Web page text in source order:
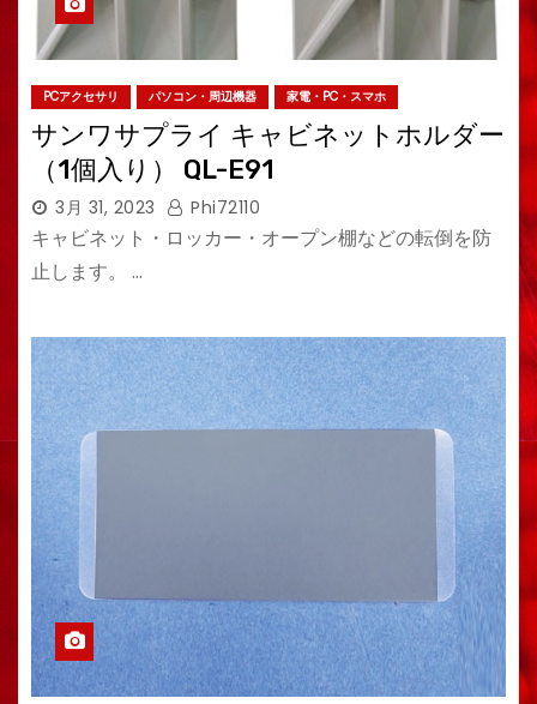
PCアクセサリ パソコン・周辺機器 家電・PC・スマホ
サンワサプライ キャビネットホルダー
（1個入り） QL-E91
3月 31, 2023 Phi72110
キャビネット・ロッカー・オープン棚などの転倒を防
止します。 …